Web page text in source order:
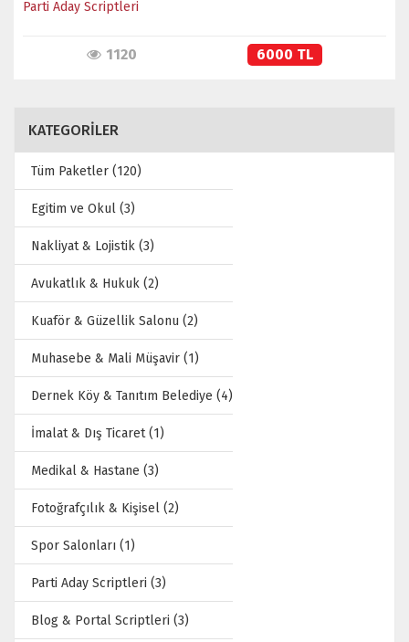
Parti Aday Scriptleri
1120 6000 TL
KATEGORİLER
Tüm Paketler (120)
Egitim ve Okul (3)
Nakliyat & Lojistik (3)
Avukatlık & Hukuk (2)
Kuaför & Güzellik Salonu (2)
Muhasebe & Mali Müşavir (1)
Dernek Köy & Tanıtım Belediye (4)
İmalat & Dış Ticaret (1)
Medikal & Hastane (3)
Fotoğrafçılık & Kişisel (2)
Spor Salonları (1)
Parti Aday Scriptleri (3)
Blog & Portal Scriptleri (3)